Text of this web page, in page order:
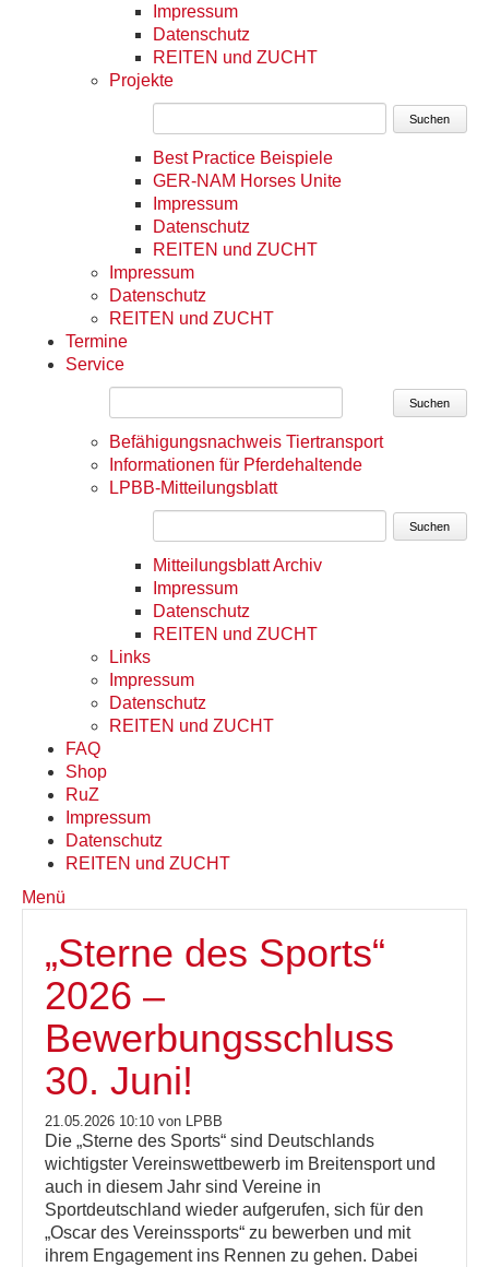
Impressum
Datenschutz
REITEN und ZUCHT
Projekte
Suchen
Best Practice Beispiele
GER-NAM Horses Unite
Impressum
Datenschutz
REITEN und ZUCHT
Impressum
Datenschutz
REITEN und ZUCHT
Termine
Service
Suchen
Befähigungsnachweis Tiertransport
Informationen für Pferdehaltende
LPBB-Mitteilungsblatt
Suchen
Mitteilungsblatt Archiv
Impressum
Datenschutz
REITEN und ZUCHT
Links
Impressum
Datenschutz
REITEN und ZUCHT
FAQ
Shop
RuZ
Impressum
Datenschutz
REITEN und ZUCHT
Menü
„Sterne des Sports“
2026 –
Bewerbungsschluss
30. Juni!
21.05.2026 10:10 von LPBB
Die „Sterne des Sports“ sind Deutschlands
wichtigster Vereinswettbewerb im Breitensport und
auch in diesem Jahr sind Vereine in
Sportdeutschland wieder aufgerufen, sich für den
„Oscar des Vereinssports“ zu bewerben und mit
ihrem Engagement ins Rennen zu gehen. Dabei